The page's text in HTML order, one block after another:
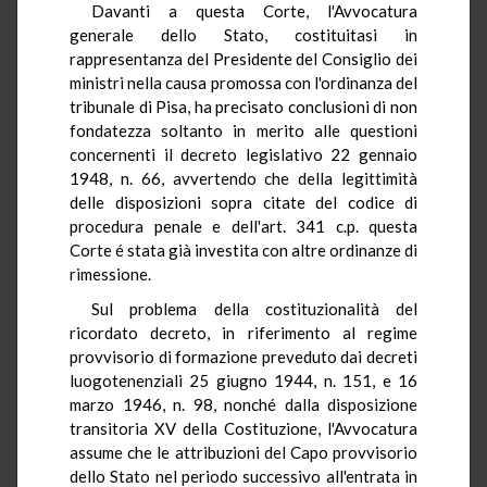
Davanti a questa Corte, l'Avvocatura
generale dello Stato, costituitasi in
rappresentanza del Presidente del Consiglio dei
ministri nella causa promossa con l'ordinanza del
tribunale di Pisa, ha precisato conclusioni di non
fondatezza soltanto in merito alle questioni
concernenti il decreto legislativo 22 gennaio
1948, n. 66, avvertendo che della legittimità
delle disposizioni sopra citate del codice di
procedura penale e dell'art. 341 c.p. questa
Corte é stata già investita con altre ordinanze di
rimessione.
Sul problema della costituzionalità del
ricordato decreto, in riferimento al regime
provvisorio di formazione preveduto dai decreti
luogotenenziali 25 giugno 1944, n. 151, e 16
marzo 1946, n. 98, nonché dalla disposizione
transitoria XV della Costituzione, l'Avvocatura
assume che le attribuzioni del Capo provvisorio
dello Stato nel periodo successivo all'entrata in